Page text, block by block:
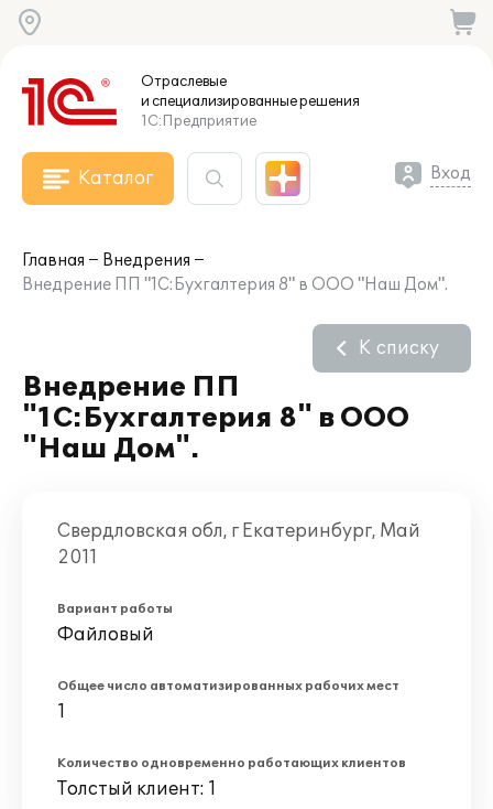
Отраслевые
и специализированныерешения
1С:Предприятие
Каталог Вход
Главная
Внедрения
Внедрение ПП "1С:Бухгалтерия 8" в ООО "Наш Дом".
Внедрение ПП
"1С:Бухгалтерия 8" в ООО
"Наш Дом".
К списку
Свердловская обл, г Екатеринбург, Май
2011
Вариант работы
Файловый
Общее число автоматизированных рабочих мест
1
Количество одновременно работающих клиентов
Толстый клиент: 1